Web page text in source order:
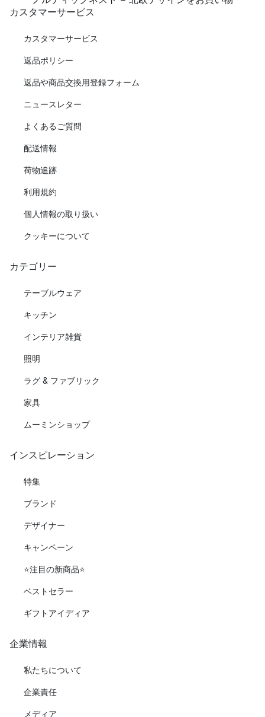
カスタマーサービス
カスタマーサービス
返品ポリシー
返品や商品交換用登録フォーム
ニュースレター
よくあるご質問
配送情報
荷物追跡
利用規約
個人情報の取り扱い
クッキーについて
カテゴリー
テーブルウェア
キッチン
インテリア雑貨
照明
ラグ & ファブリック
家具
ムーミンショップ
インスピレーション
特集
ブランド
デザイナー
キャンペーン
⭐️注目の新商品⭐️
ベストセラー
ギフトアイディア
企業情報
私たちについて
企業責任
メディア